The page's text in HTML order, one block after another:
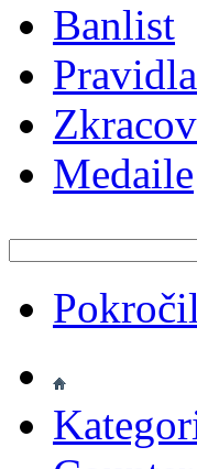
Banlist
Medaile